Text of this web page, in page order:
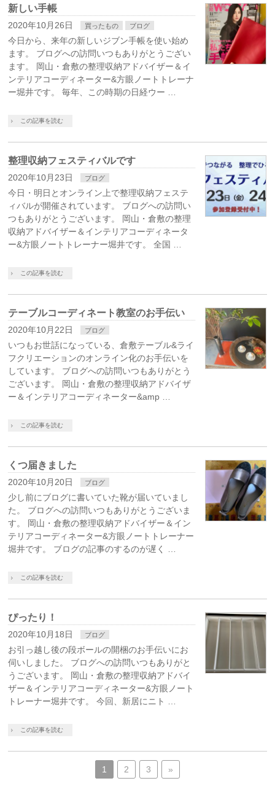
新しい手帳
2020年10月26日 買ったもの ブログ
今日から、来年の新しいジブン手帳を使い始め
ます。 ブログへの訪問いつもありがとうござい
ます。 岡山・倉敷の整理収納アドバイザー＆イ
ンテリアコーディネーター&方眼ノートトレーナ
ー堀井です。 毎年、この時期の日経ウー …
この記事を読む
整理収納フェスティバルです
2020年10月23日 ブログ
今日・明日とオンライン上で整理収納フェステ
ィバルが開催されています。 ブログへの訪問い
つもありがとうございます。 岡山・倉敷の整理
収納アドバイザー＆インテリアコーディネータ
ー&方眼ノートトレーナー堀井です。 全国 …
この記事を読む
テーブルコーディネート教室のお手伝い
2020年10月22日 ブログ
いつもお世話になっている、倉敷テーブル&ライ
フクリエーションのオンライン化のお手伝いを
しています。 ブログへの訪問いつもありがとう
ございます。 岡山・倉敷の整理収納アドバイザ
ー＆インテリアコーディネーター&amp …
この記事を読む
くつ届きました
2020年10月20日 ブログ
少し前にブログに書いていた靴が届いていまし
た。 ブログへの訪問いつもありがとうございま
す。 岡山・倉敷の整理収納アドバイザー＆イン
テリアコーディネーター&方眼ノートトレーナー
堀井です。 ブログの記事のするのが遅く …
この記事を読む
ぴったり！
2020年10月18日 ブログ
お引っ越し後の段ボールの開梱のお手伝いにお
伺いしました。 ブログへの訪問いつもありがと
うございます。 岡山・倉敷の整理収納アドバイ
ザー＆インテリアコーディネーター&方眼ノート
トレーナー堀井です。 今回、新居にニト …
この記事を読む
1 2 3 »